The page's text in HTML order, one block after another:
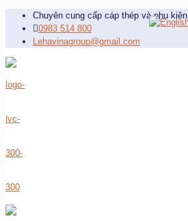
Chuyên cung cấp cáp thép và phụ kiện
0983 514 800
Lehavinagroup@gmail.com